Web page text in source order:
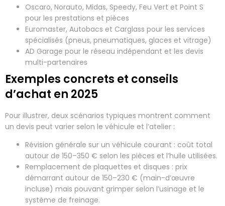
Oscaro, Norauto, Midas, Speedy, Feu Vert et Point S
pour les prestations et pièces
Euromaster, Autobacs et Carglass pour les services
spécialisés (pneus, pneumatiques, glaces et vitrage)
AD Garage pour le réseau indépendant et les devis
multi-partenaires
Exemples concrets et conseils
d’achat en 2025
Pour illustrer, deux scénarios typiques montrent comment
un devis peut varier selon le véhicule et l’atelier :
Révision générale sur un véhicule courant : coût total
autour de 150–350 € selon les pièces et l’huile utilisées.
Remplacement de plaquettes et disques : prix
démarrant autour de 150–230 € (main-d’œuvre
incluse) mais pouvant grimper selon l’usinage et le
système de freinage.